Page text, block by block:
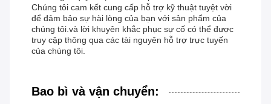
Chúng tôi cam kết cung cấp hỗ trợ kỹ thuật tuyệt vời
để đảm bảo sự hài lòng của bạn với sản phẩm của
chúng tôi.và lời khuyên khắc phục sự cố có thể được
truy cập thông qua các tài nguyên hỗ trợ trực tuyến
của chúng tôi.
Bao bì và vận chuyển: